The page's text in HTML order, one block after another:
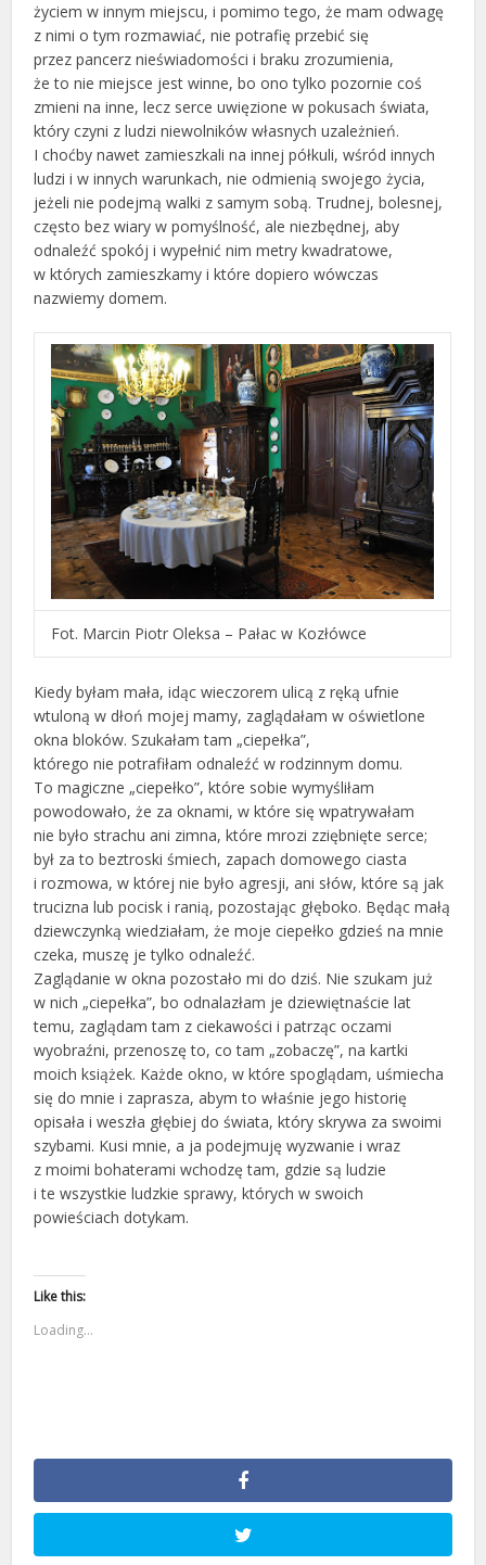
życiem w innym miejscu, i pomimo tego, że mam odwagę
z nimi o tym rozmawiać, nie potrafię przebić się
przez pancerz nieświadomości i braku zrozumienia,
że to nie miejsce jest winne, bo ono tylko pozornie coś
zmieni na inne, lecz serce uwięzione w pokusach świata,
który czyni z ludzi niewolników własnych uzależnień.
I choćby nawet zamieszkali na innej półkuli, wśród innych
ludzi i w innych warunkach, nie odmienią swojego życia,
jeżeli nie podejmą walki z samym sobą. Trudnej, bolesnej,
często bez wiary w pomyślność, ale niezbędnej, aby
odnaleźć spokój i wypełnić nim metry kwadratowe,
w których zamieszkamy i które dopiero wówczas
nazwiemy domem.
Fot. Marcin Piotr Oleksa – Pałac w Kozłówce
Kiedy byłam mała, idąc wieczorem ulicą z ręką ufnie
wtuloną w dłoń mojej mamy, zaglądałam w oświetlone
okna bloków. Szukałam tam „ciepełka”,
którego nie potrafiłam odnaleźć w rodzinnym domu.
To magiczne „ciepełko”, które sobie wymyśliłam
powodowało, że za oknami, w które się wpatrywałam
nie było strachu ani zimna, które mrozi zziębnięte serce;
był za to beztroski śmiech, zapach domowego ciasta
i rozmowa, w której nie było agresji, ani słów, które są jak
trucizna lub pocisk i ranią, pozostając głęboko. Będąc małą
dziewczynką wiedziałam, że moje ciepełko gdzieś na mnie
czeka, muszę je tylko odnaleźć.
Zaglądanie w okna pozostało mi do dziś. Nie szukam już
w nich „ciepełka”, bo odnalazłam je dziewiętnaście lat
temu, zaglądam tam z ciekawości i patrząc oczami
wyobraźni, przenoszę to, co tam „zobaczę”, na kartki
moich książek. Każde okno, w które spoglądam, uśmiecha
się do mnie i zaprasza, abym to właśnie jego historię
opisała i weszła głębiej do świata, który skrywa za swoimi
szybami. Kusi mnie, a ja podejmuję wyzwanie i wraz
z moimi bohaterami wchodzę tam, gdzie są ludzie
i te wszystkie ludzkie sprawy, których w swoich
powieściach dotykam.
Like this:
Loading...